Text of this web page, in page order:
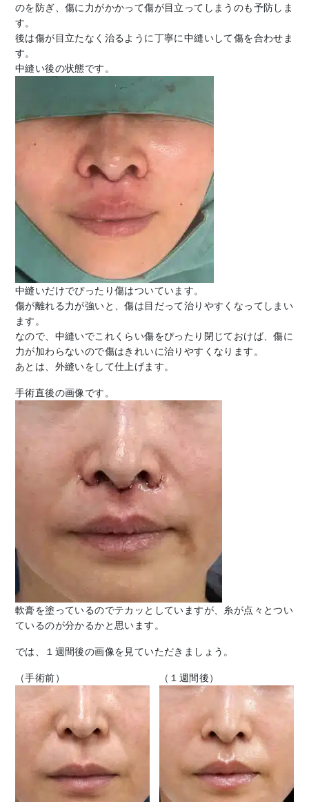
のを防ぎ、傷に力がかかって傷が目立ってしまうのも予防しま
す。
後は傷が目立たなく治るように丁寧に中縫いして傷を合わせま
す。
中縫い後の状態です。
中縫いだけでぴったり傷はついています。
傷が離れる力が強いと、傷は目だって治りやすくなってしまい
ます。
なので、中縫いでこれくらい傷をぴったり閉じておけば、傷に
力が加わらないので傷はきれいに治りやすくなります。
あとは、外縫いをして仕上げます。
手術直後の画像です。
軟膏を塗っているのでテカッとしていますが、糸が点々とつい
ているのが分かるかと思います。
では、１週間後の画像を見ていただきましょう。
（手術前）
（１週間後）